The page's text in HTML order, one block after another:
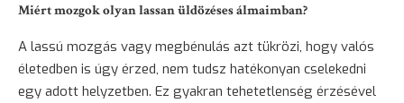
Miért mozgok olyan lassan üldözéses álmaimban?
A lassú mozgás vagy megbénulás azt tükrözi, hogy valós
életedben is úgy érzed, nem tudsz hatékonyan cselekedni
egy adott helyzetben. Ez gyakran tehetetlenség érzésével